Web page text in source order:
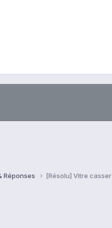
Réponses [Résolu] Vitre casser